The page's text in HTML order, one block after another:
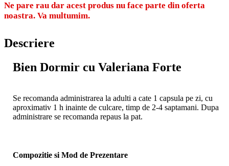
Ne pare rau dar acest produs nu face parte din oferta
noastra. Va multumim.
Descriere
Bien Dormir cu Valeriana Forte
Se recomanda administrarea la adulti a cate 1 capsula pe zi, cu
aproximativ 1 h inainte de culcare, timp de 2-4 saptamani. Dupa
administrare se recomanda repaus la pat.
Compozitie si Mod de Prezentare